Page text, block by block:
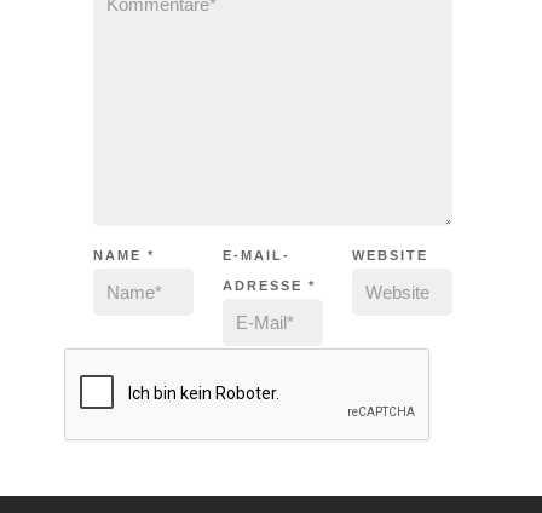
NAME * E-MAIL-
ADRESSE *
WEBSITE